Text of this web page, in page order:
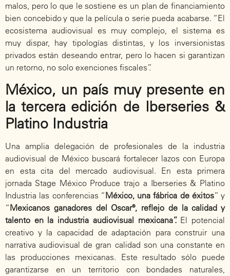
malos, pero lo que le sostiene es un plan de financiamiento
bien concebido y que la película o serie pueda acabarse. “El
ecosistema audiovisual es muy complejo, el sistema es
muy dispar, hay tipologías distintas, y los inversionistas
privados están deseando entrar, pero lo hacen si garantizan
un retorno, no solo exenciones fiscales”.
México, un país muy presente en
la tercera edición de Iberseries &
Platino Industria
Una amplia delegación de profesionales de la industria
audiovisual de México buscará fortalecer lazos con Europa
en esta cita del mercado audiovisual. En esta primera
jornada Stage México Produce trajo a Iberseries & Platino
Industria las conferencias “México, una fábrica de éxitos” y
“Mexicanos ganadores del Oscar®, reflejo de la calidad y
talento en la industria audiovisual mexicana”. El potencial
creativo y la capacidad de adaptación para construir una
narrativa audiovisual de gran calidad son una constante en
las producciones mexicanas. Este resultado sólo puede
garantizarse en un territorio con bondades naturales,